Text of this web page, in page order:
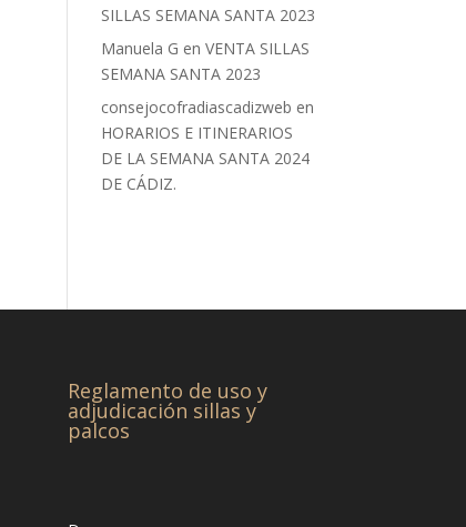
SILLAS SEMANA SANTA 2023
Manuela G enVENTA SILLAS
SEMANA SANTA 2023
consejocofradiascadizweb en
HORARIOS E ITINERARIOS
DE LA SEMANA SANTA 2024
DE CÁDIZ.
Reglamento de uso y
adjudicación sillas y
palcos